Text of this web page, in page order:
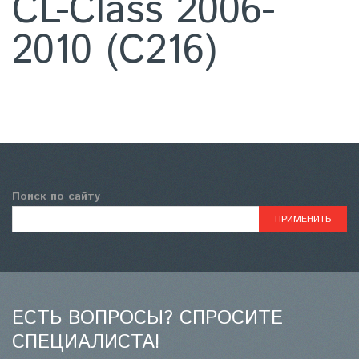
2010 (C216)
Поиск по сайту
ЕСТЬ ВОПРОСЫ? СПРОСИТЕ
СПЕЦИАЛИСТА!